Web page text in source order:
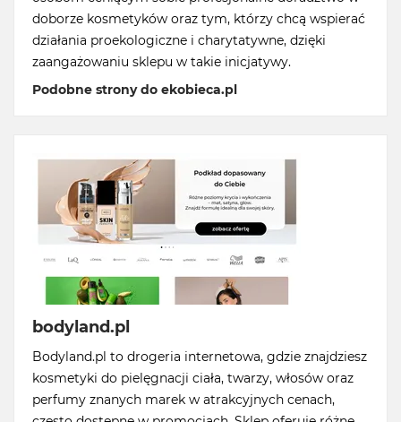
doborze kosmetyków oraz tym, którzy chcą wspierać
działania proekologiczne i charytatywne, dzięki
zaangażowaniu sklepu w takie inicjatywy.
Podobne strony do ekobieca.pl
bodyland.pl
Bodyland.pl to drogeria internetowa, gdzie znajdziesz
kosmetyki do pielęgnacji ciała, twarzy, włosów oraz
perfumy znanych marek w atrakcyjnych cenach,